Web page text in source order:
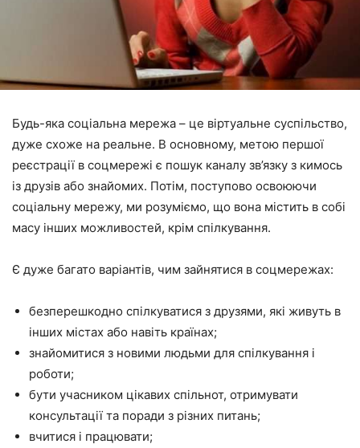
Будь-яка соціальна мережа – це віртуальне суспільство,
дуже схоже на реальне. В основному, метою першої
реєстрації в соцмережі є пошук каналу зв’язку з кимось
із друзів або знайомих. Потім, поступово освоюючи
соціальну мережу, ми розуміємо, що вона містить в собі
масу інших можливостей, крім спілкування.
Є дуже багато варіантів, чим зайнятися в соцмережах:
безперешкодно спілкуватися з друзями, які живуть в
інших містах або навіть країнах;
знайомитися з новими людьми для спілкування і
роботи;
бути учасником цікавих спільнот, отримувати
консультації та поради з різних питань;
вчитися і працювати;